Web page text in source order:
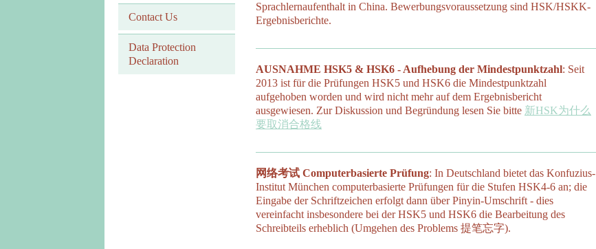
Contact Us
Data Protection
Declaration
Sprachlernaufenthalt in China. Bewerbungsvoraussetzung sind HSK/HSKK-
Ergebnisberichte.
AUSNAHME HSK5 & HSK6 - Aufhebung der Mindestpunktzahl: Seit
2013 ist für die Prüfungen HSK5 und HSK6 die Mindestpunktzahl
aufgehoben worden und wird nicht mehr auf dem Ergebnisbericht
ausgewiesen. Zur Diskussion und Begründung lesen Sie bitte 新HSK为什么
要取消合格线
网络考试 Computerbasierte Prüfung: In Deutschland bietet das Konfuzius-
Institut München computerbasierte Prüfungen für die Stufen HSK4-6 an; die
Eingabe der Schriftzeichen erfolgt dann über Pinyin-Umschrift - dies
vereinfacht insbesondere bei der HSK5 und HSK6 die Bearbeitung des
Schreibteils erheblich (Umgehen des Problems 提笔忘字).